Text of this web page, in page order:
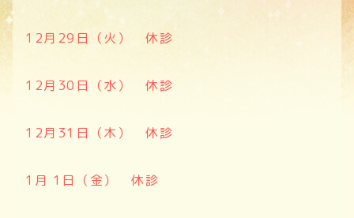
12月29日（火） 休診
12月30日（水） 休診
12月31日（木） 休診
1月 1日（金） 休診